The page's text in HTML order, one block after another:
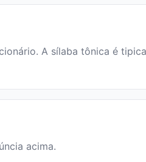
A sílaba tônica é
acima.